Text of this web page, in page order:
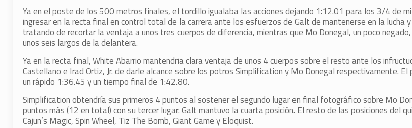
Ya en el poste de los 500 metros finales, el tordillo igualaba las acciones dejando 1:12.01 para los 3/4 de
ingresar en la recta final en control total de la carrera ante los esfuerzos de Galt de mantenerse en la lucha
tratando de recortar la ventaja a unos tres cuerpos de diferencia, mientras que Mo Donegal, un poco
unos seis largos de la delantera.
Ya en la recta final, White Abarrio mantendria clara ventaja de unos 4 cuerpos sobre el resto ante los
Castellano e Irad Ortiz, Jr. de darle alcance sobre los potros Simplification y Mo Donegal respectivamente.
un rápido 1:36.45 y un tiempo final de 1:42.80.
Simplification obtendría sus primeros 4 puntos al sostener el segundo lugar en final fotográfico sobre Mo
puntos más (12 en total) con su tercer lugar. Galt mantuvo la cuarta posición. El resto de las posiciones del
Cajun’s Magic, Spin Wheel, Tiz The Bomb, Giant Game y Eloquist.